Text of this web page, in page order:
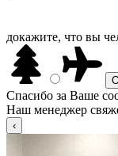
докажите, что вы
Спасибо за Ваше
Наш менеджер